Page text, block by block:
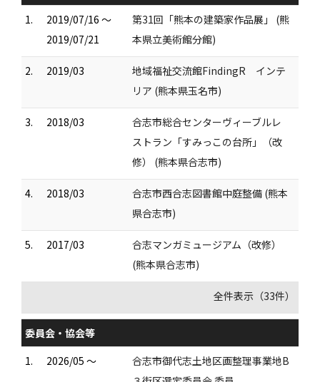
1.
2019/07/16 ～
2019/07/21
第31回「熊本の建築家作品展」 (熊
本県立美術館分館)
2. 2019/03
地域福祉交流館FindingR インテ
リア (熊本県玉名市)
3. 2018/03
合志市総合センターヴィーブルレ
ストラン「すみっこの台所」（改
修） (熊本県合志市)
4. 2018/03
合志市西合志図書館中庭整備 (熊本
県合志市)
5. 2017/03
合志マンガミュージアム（改修）
(熊本県合志市)
全件表示（33件）
委員会・協会等
1.
2026/05 ～
合志市御代志土地区画整理事業地B